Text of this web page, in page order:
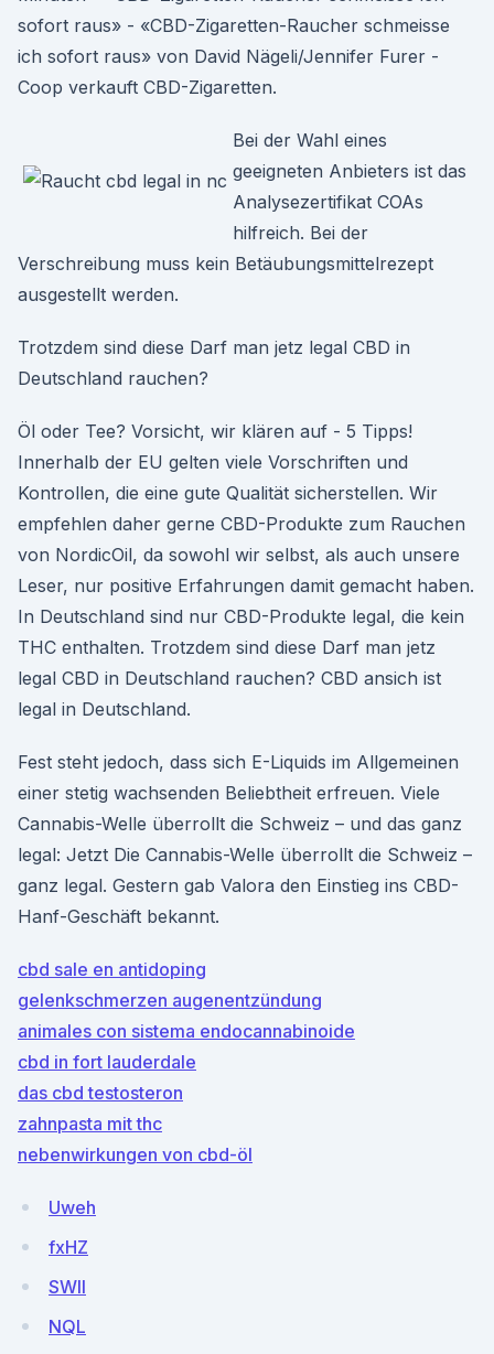
sofort raus» - «CBD-Zigaretten-Raucher schmeisse
ich sofort raus» von David Nägeli/Jennifer Furer -
Coop verkauft CBD-Zigaretten.
Bei der Wahl eines
geeigneten Anbieters ist das
Analysezertifikat COAs
hilfreich. Bei der
Verschreibung muss kein Betäubungsmittelrezept
ausgestellt werden.
Trotzdem sind diese Darf man jetz legal CBD in
Deutschland rauchen?
Öl oder Tee? Vorsicht, wir klären auf - 5 Tipps!
Innerhalb der EU gelten viele Vorschriften und
Kontrollen, die eine gute Qualität sicherstellen. Wir
empfehlen daher gerne CBD-Produkte zum Rauchen
von NordicOil, da sowohl wir selbst, als auch unsere
Leser, nur positive Erfahrungen damit gemacht haben.
In Deutschland sind nur CBD-Produkte legal, die kein
THC enthalten. Trotzdem sind diese Darf man jetz
legal CBD in Deutschland rauchen? CBD ansich ist
legal in Deutschland.
Fest steht jedoch, dass sich E-Liquids im Allgemeinen
einer stetig wachsenden Beliebtheit erfreuen. Viele
Cannabis-Welle überrollt die Schweiz – und das ganz
legal: Jetzt Die Cannabis-Welle überrollt die Schweiz –
ganz legal. Gestern gab Valora den Einstieg ins CBD-
Hanf-Geschäft bekannt.
cbd sale en antidoping
gelenkschmerzen augenentzündung
animales con sistema endocannabinoide
cbd in fort lauderdale
das cbd testosteron
zahnpasta mit thc
nebenwirkungen von cbd-öl
Uweh
fxHZ
SWII
NQL